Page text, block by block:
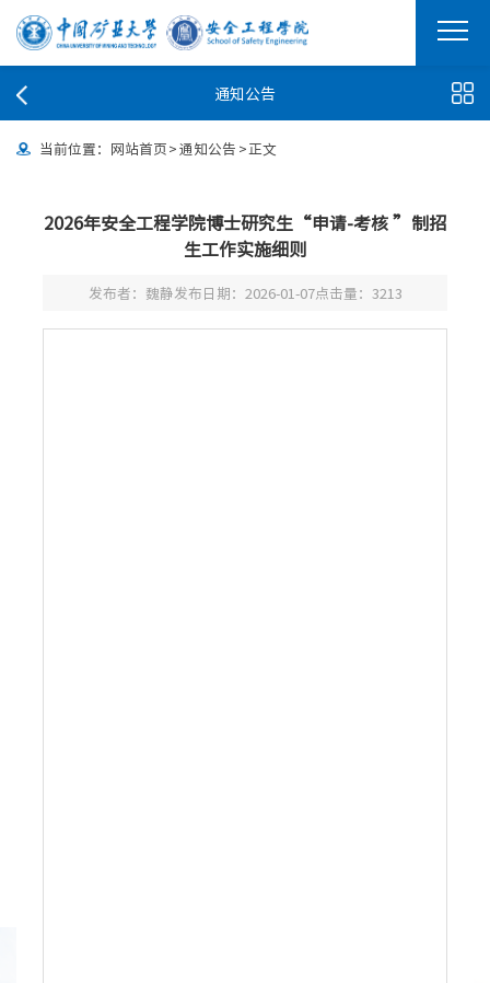
通知公告
当前位置： 网站首页>通知公告 >正文
2026年安全工程学院博士研究生“申请-考核 ”制招
生工作实施细则
发布者：魏静发布日期：2026-01-07点击量： 3213